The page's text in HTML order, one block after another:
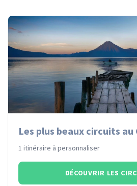
Les plus beaux circuits
1 itinéraire à personnaliser
DÉCOUVRIR LES